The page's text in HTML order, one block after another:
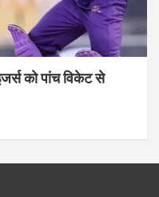
को पांच विकेट से